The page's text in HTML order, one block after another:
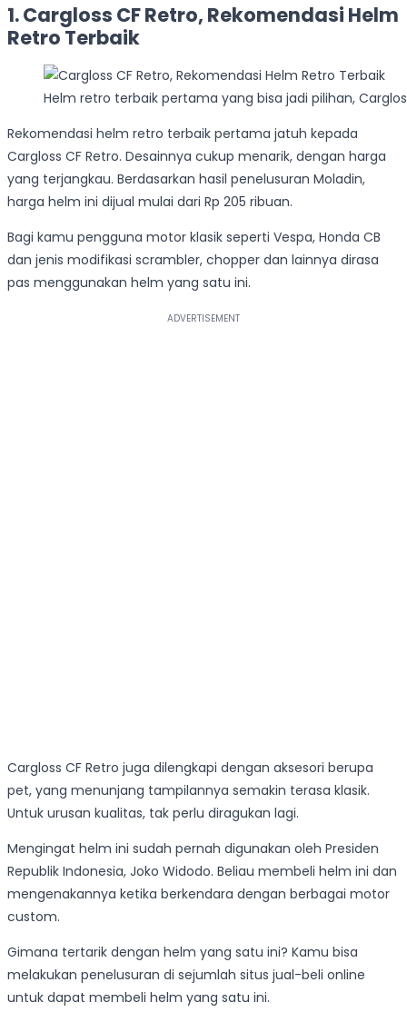
1. Cargloss CF Retro, Rekomendasi Helm
Retro Terbaik
Helm retro terbaik pertama yang bisa jadi pilihan,
Rekomendasi helm retro terbaik pertama jatuh kepada
Cargloss CF Retro. Desainnya cukup menarik, dengan harga
yang terjangkau. Berdasarkan hasil penelusuran Moladin,
harga helm ini dijual mulai dari Rp 205 ribuan.
Bagi kamu pengguna motor klasik seperti Vespa, Honda CB
dan jenis modifikasi scrambler, chopper dan lainnya dirasa
pas menggunakan helm yang satu ini.
Cargloss CF Retro juga dilengkapi dengan aksesori berupa
pet, yang menunjang tampilannya semakin terasa klasik.
Untuk urusan kualitas, tak perlu diragukan lagi.
Mengingat helm ini sudah pernah digunakan oleh Presiden
Republik Indonesia, Joko Widodo. Beliau membeli helm ini dan
mengenakannya ketika berkendara dengan berbagai motor
custom.
Gimana tertarik dengan helm yang satu ini? Kamu bisa
melakukan penelusuran di sejumlah situs jual-beli online
untuk dapat membeli helm yang satu ini.